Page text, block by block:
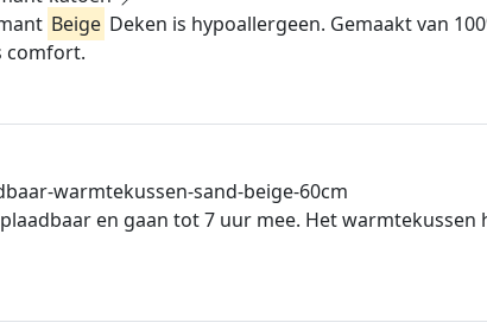
Beige Deken is hypoallergeen. Gemaakt van
comfort.
warmtekussen-sand-beige-60cm
en gaan tot 7 uur mee. Het warmtekussen